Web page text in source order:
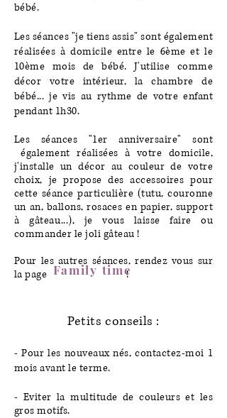
bébé.
Les séances "je tiens assis" sont également
réalisées à domicile entre le 6ème et le
10ème mois de bébé. J'utilise comme
décor votre intérieur, la chambre de
bébé... je vis au rythme de votre enfant
pendant 1h30.
Les séances "1er anniversaire" sont
également réalisées à votre domicile,
j'installe un décor au couleur de votre
choix, je propose des accessoires pour
cette séance particulière (tutu, couronne
un an, ballons, rosaces en papier, support
àgâteau...), je vous laisse faire ou
commander le joli gâteau !
Pour les autres séances, rendez vous sur
la page !
Petits conseils :
- Pour les nouveaux nés, contactez-moi 1
mois avant le terme.
- Eviter la multitude de couleurs et les
gros motifs.
Family time